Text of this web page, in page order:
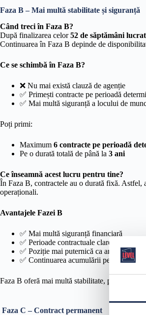
Faza B – Mai multă stabilitate și siguranță
Când treci în Faza B?
După finalizarea celor52 de săptămâni
Continuarea în Faza B depinde de
Ce se schimbă în Faza B?
❌ Nu mai există clauză de agenție
✅ Primești contracte pe perioadă
✅ Mai multă siguranță a locului de
Poți primi:
Maximum 6 contracte pe perioadă
Pe o durată totală de până la 3 ani
Ce înseamnă acest lucru pentru tine?
În Faza B, contractele au o durată fixă. Astfel,
operaționali.
Avantajele Fazei B
✅ Mai multă siguranță financiară
✅ Perioade contractuale clare
✅ Poziție mai puternică ca angajat
✅ Continuarea acumulării pentru pensie
Faza B oferă mai multă stabilitate, păstrând
Faza C – Contract permanent